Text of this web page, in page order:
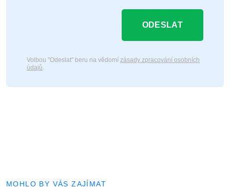
ODESLAT
Volbou "Odeslat" beru na vědomí zásady zpracování osobních
údajů.
MOHLO BY VÁS ZAJÍMAT